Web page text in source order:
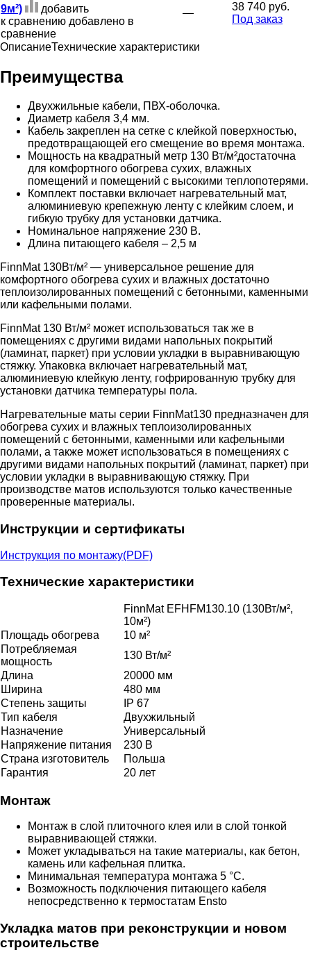
9м²)
добавить
к сравнению добавлено в
сравнение
—
38 740 руб.
Под заказ
ОписаниеТехнические характеристики
Преимущества
Двухжильные кабели, ПВХ-оболочка.
Диаметр кабеля 3,4 мм.
Кабель закреплен на сетке с клейкой поверхностью,
предотвращающей его смещение во время монтажа.
Мощность на квадратный метр 130 Вт/м²достаточна
для комфортного обогрева сухих, влажных
помещений и помещений с высокими теплопотерями.
Комплект поставки включает нагревательный мат,
алюминиевую крепежную ленту с клейким слоем, и
гибкую трубку для установки датчика.
Номинальное напряжение 230 В.
Длина питающего кабеля – 2,5 м
FinnMat 130Вт/м² — универсальное решение для
комфортного обогрева сухих и влажных достаточно
теплоизолированных помещений с бетонными, каменными
или кафельными полами.
FinnMat 130 Вт/м² может использоваться так же в
помещениях с другими видами напольных покрытий
(ламинат, паркет) при условии укладки в выравнивающую
стяжку. Упаковка включает нагревательный мат,
алюминиевую клейкую ленту, гофрированную трубку для
установки датчика температуры пола.
Нагревательные маты серии FinnMat130 предназначен для
обогрева сухих и влажных теплоизолированных
помещений с бетонными, каменными или кафельными
полами, а также может использоваться в помещениях с
другими видами напольных покрытий (ламинат, паркет) при
условии укладки в выравнивающую стяжку. При
производстве матов используются только качественные
проверенные материалы.
Инструкции и сертификаты
Инструкция по монтажу(PDF)
Технические характеристики
FinnMat EFHFM130.10 (130Вт/м²,
10м²)
Площадь обогрева
10 м²
Потребляемая
мощность
130 Вт/м²
Длина
20000 мм
Ширина
480 мм
Степень защиты
IP 67
Тип кабеля
Двухжильный
Назначение
Универсальный
Напряжение питания
230 В
Страна изготовитель
Польша
Гарантия
20 лет
Монтаж
Монтаж в слой плиточного клея или в слой тонкой
выравнивающей стяжки.
Может укладываться на такие материалы, как бетон,
камень или кафельная плитка.
Минимальная температура монтажа 5 °C.
Возможность подключения питающего кабеля
непосредственно к термостатам Ensto
Укладка матов при реконструкции и новом
строительстве